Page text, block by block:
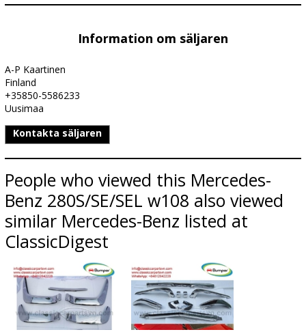
Information om säljaren
A-P Kaartinen
Finland
+35850-5586233
Uusimaa
Kontakta säljaren
People who viewed this Mercedes-
Benz 280S/SE/SEL w108 also viewed
similar Mercedes-Benz listed at
ClassicDigest